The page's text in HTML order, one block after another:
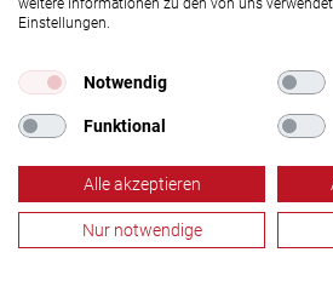
Spendejubiläum übersehen wir.
nicht und wir entschuldigen uns
11, damit wir dir dein
lassen können. Danke für deinen
Manfred Hogg18.01.2023, 17:14 Uhr
In OHZ gibt es für die 50. Spen­de
weitere Informationen zu den von uns
Einstellungen.
Notwendig
Funktional
Alle akzeptieren
Nur notwendige